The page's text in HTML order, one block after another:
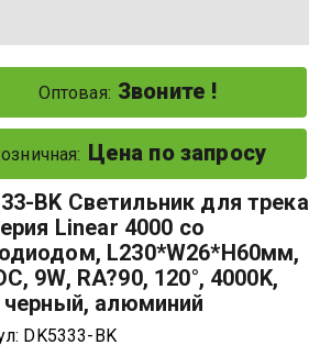
Оптовая: Звоните !
Цена по запросу
BK Светильник для трека
Linear 4000 со
L230*W26*H60мм,
9W, RA?90, 120°, 4000K,
черный, алюминий
DK5333-BK